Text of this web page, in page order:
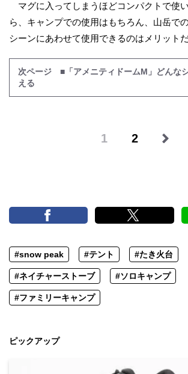
マグに入ってしまうほどコンパクトで使
ら、キャンプでの使用はもちろん、山岳で
シーンにあわせて使用できるのはメリットだ
次ページ ■「アメニティドームM」どんな
える
1 2
#snow peak #テント #たき火台
#ネイチャーストーブ #ソロキャンプ
#ファミリーキャンプ
ピックアップ